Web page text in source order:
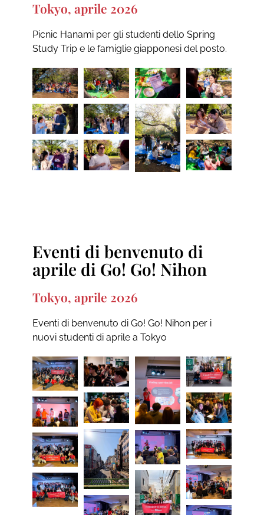
Tokyo, aprile 2026
Picnic Hanami per gli studenti dello Spring
Study Trip e le famiglie giapponesi del posto.
Eventi di benvenuto di
aprile di Go! Go! Nihon
Tokyo, aprile 2026
Eventi di benvenuto di Go! Go! Nihon per i
nuovi studenti di aprile a Tokyo